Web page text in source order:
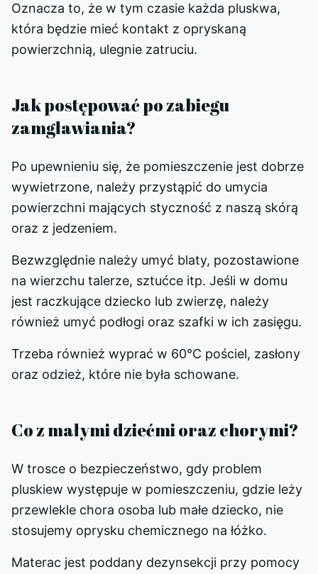
Oznacza to, że w tym czasie każda pluskwa,
która będzie mieć kontakt z opryskaną
powierzchnią, ulegnie zatruciu.
Jak postępować po zabiegu
zamgławiania?
Po upewnieniu się, że pomieszczenie jest dobrze
wywietrzone, należy przystąpić do umycia
powierzchni mających styczność z naszą skórą
oraz z jedzeniem.
Bezwzględnie należy umyć blaty, pozostawione
na wierzchu talerze, sztućce itp. Jeśli w domu
jest raczkujące dziecko lub zwierzę, należy
również umyć podłogi oraz szafki w ich zasięgu.
Trzeba również wyprać w 60°C pościel, zasłony
oraz odzież, które nie była schowane.
Co z małymi dziećmi oraz chorymi?
W trosce o bezpieczeństwo, gdy problem
pluskiew występuje w pomieszczeniu, gdzie leży
przewlekle chora osoba lub małe dziecko, nie
stosujemy oprysku chemicznego na łóżko.
Materac jest poddany dezynsekcji przy pomocy